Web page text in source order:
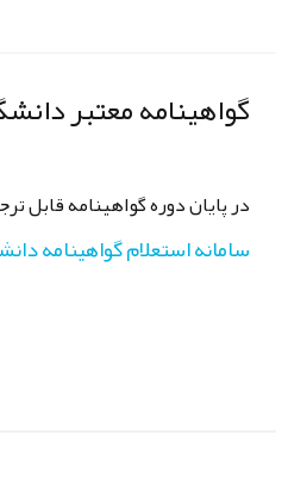
گواهینامه معتبر
در پایان دوره گواهینامه قابل
سامانه استعلام گواهینامه